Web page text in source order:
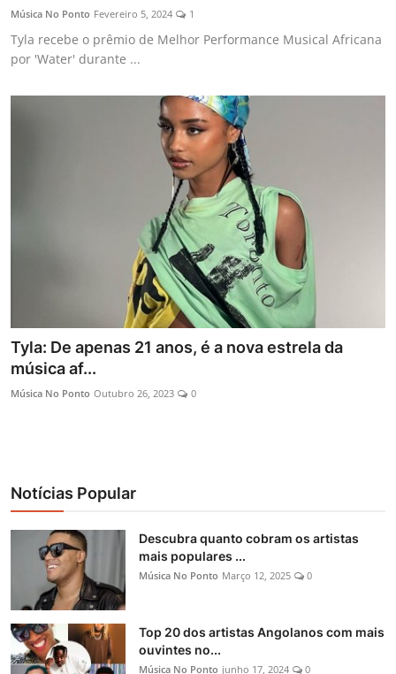
Música No Ponto Fevereiro 5, 2024 1
Tyla recebe o prêmio de Melhor Performance Musical Africana
por 'Water' durante ...
Tyla: De apenas 21 anos, é a nova estrela da
música af...
Música No Ponto Outubro 26, 2023 0
Notícias Popular
Descubra quanto cobram os artistas
mais populares ...
Música No Ponto Março 12, 2025 0
Top 20 dos artistas Angolanos com mais
ouvintes no...
Música No Ponto junho 17, 2024 0